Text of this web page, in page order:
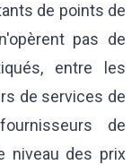
de points de
pas de
entre les
de services de
de
niveau des prix